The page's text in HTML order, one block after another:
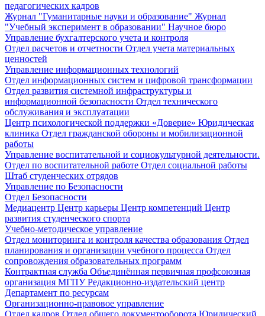
педагогических кадров
Журнал "Гуманитарные науки и образование" Журнал
"Учебный эксперимент в образовании" Научное бюро
Управление бухгалтерского учета и контроля
Отдел расчетов и отчетности Отдел учета материальных
ценностей
Управление информационных технологий
Отдел информационных систем и цифровой трансформации
Отдел развития системной инфраструктуры и
информационной безопасности Отдел технического
обслуживания и эксплуатации
Центр психологической поддержки «Доверие» Юридическая
клиника Отдел гражданской обороны и мобилизационной
работы
Управление воспитательной и социокультурной деятельности.
Отдел по воспитательной работе Отдел социальной работы
Штаб студенческих отрядов
Управление по Безопасности
Отдел Безопасности
Медиацентр Центр карьеры Центр компетенций Центр
развития студенческого спорта
Учебно-методическое управление
Отдел мониторинга и контроля качества образования Отдел
планирования и организации учебного процесса Отдел
сопровождения образовательных программ
Контрактная служба Объединённая первичная профсоюзная
организация МГПУРедакционно-издательский центр
Департамент по ресурсам
Организационно-правовое управление
Отдел кадров Отдел общего документооборота Юридический